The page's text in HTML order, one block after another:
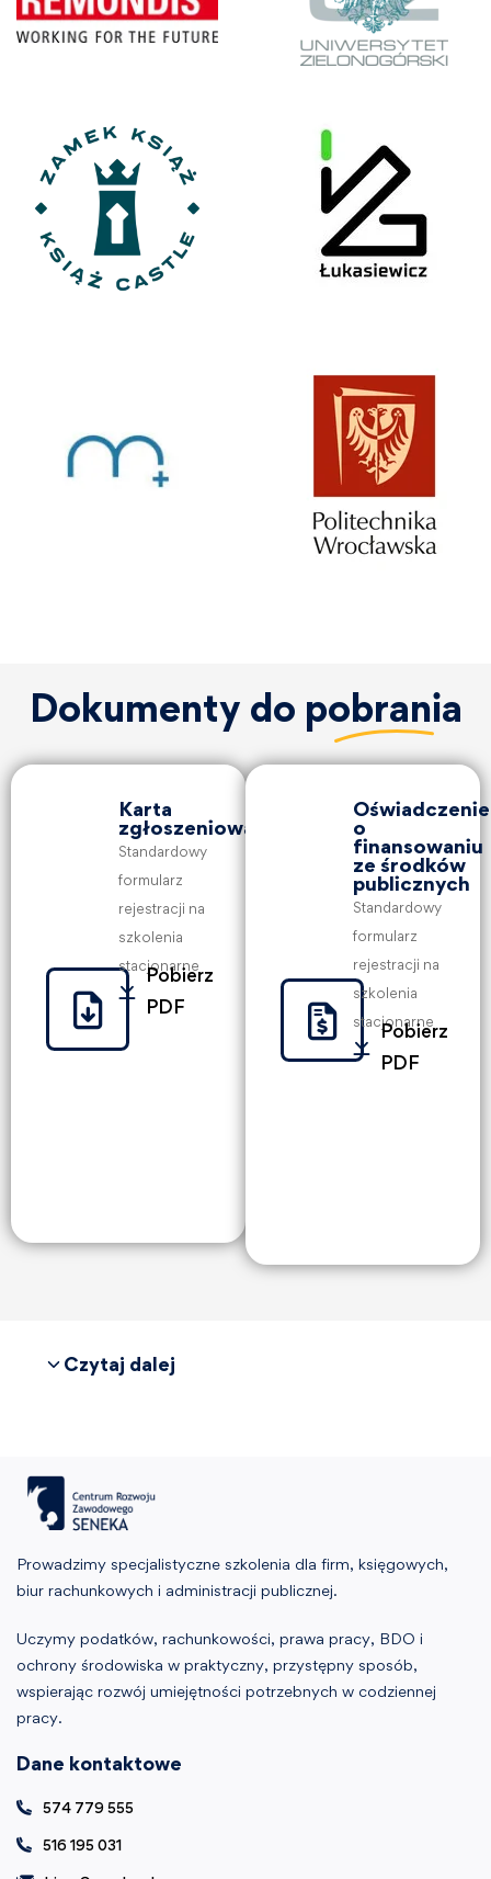
Dokumenty do pobrania
Karta
zgłoszeniowa
Standardowy
formularz
rejestracji na
szkolenia
stacjonarne
Pobierz
PDF
Oświadczenie
o
finansowaniu
ze środków
publicznych
Standardowy
formularz
rejestracji na
szkolenia
stacjonarne
Pobierz
PDF
Czytaj dalej
Prowadzimy specjalistyczne szkolenia dla firm, księgowych,
biur rachunkowych i administracji publicznej.
Uczymy podatków, rachunkowości, prawa pracy, BDO i
ochrony środowiska w praktyczny, przystępny sposób,
wspierając rozwój umiejętności potrzebnych w codziennej
pracy.
Dane kontaktowe
574 779 555
516 195 031